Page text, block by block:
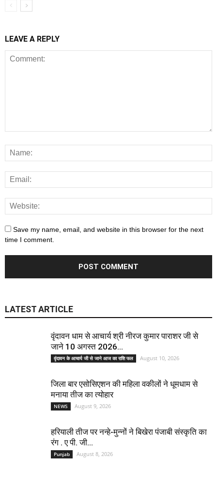
LEAVE A REPLY
Save my name, email, and website in this browser for the next
time I comment.
LATEST ARTICLE
वृंदावन धाम से आचार्य श्री नीरज कुमार पाराशर जी से
जाने 10 अगस्त 2026...
वृंदावन के आचार्य जी से जाने आज का राशि फल August 10, 2026
जिला बार एसोसिएशन की महिला वकीलों ने धूमधाम से
मनाया तीज का त्योहार
NEWS August 9, 2026
हरियाली तीज पर नन्हे-मुन्नों ने बिखेरा पंजाबी संस्कृति का
रंग . ए पी. जी...
Punjab August 8, 2026